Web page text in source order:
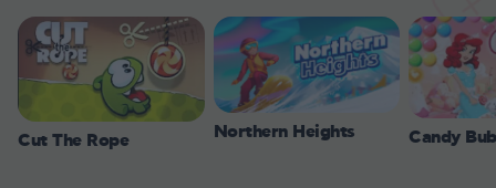
Cut The Rope Northern Heights Candy